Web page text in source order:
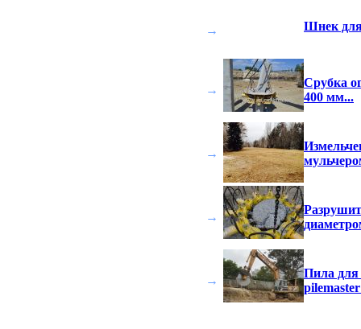
→ Шнек
→
Срубка
400 мм...
→
→
→
Пила для